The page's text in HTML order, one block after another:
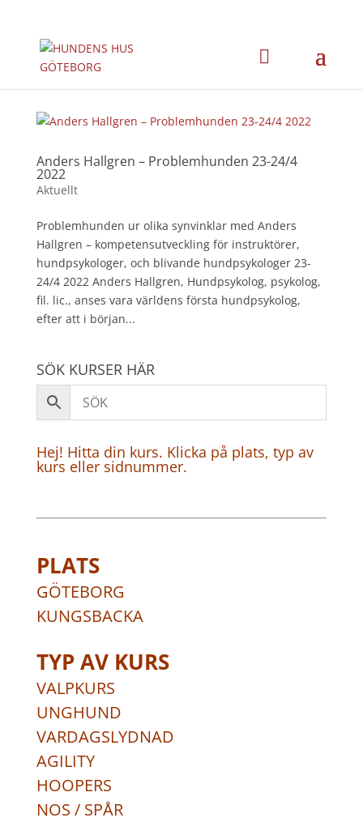
Anders Hallgren – Problemhunden 23-24/4
2022
Aktuellt
Problemhunden ur olika synvinklar med Anders
Hallgren – kompetensutveckling för instruktörer,
hundpsykologer, och blivande hundpsykologer 23-
24/4 2022 Anders Hallgren, Hundpsykolog, psykolog,
fil. lic., anses vara världens första hundpsykolog,
efter att i början...
SÖK KURSER HÄR
Hej! Hitta din kurs. Klicka på plats, typ av
kurs eller sidnummer.
PLATS
GÖTEBORG
KUNGSBACKA
TYP AV KURS
VALPKURS
UNGHUND
VARDAGSLYDNAD
AGILITY
HOOPERS
NOS / SPÅR